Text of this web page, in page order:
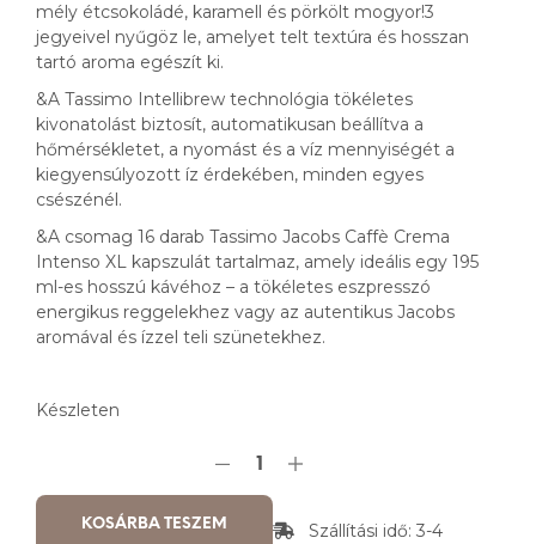
mély étcsokoládé, karamell és pörkölt mogyor!3
jegyeivel nyűgöz le, amelyet telt textúra és hosszan
tartó aroma egészít ki.
&A Tassimo Intellibrew technológia tökéletes
kivonatolást biztosít, automatikusan beállítva a
hőmérsékletet, a nyomást és a víz mennyiségét a
kiegyensúlyozott íz érdekében, minden egyes
csészénél.
&A csomag 16 darab Tassimo Jacobs Caffè Crema
Intenso XL kapszulát tartalmaz, amely ideális egy 195
ml-es hosszú kávéhoz – a tökéletes eszpresszó
energikus reggelekhez vagy az autentikus Jacobs
aromával és ízzel teli szünetekhez.
Készleten
KOSÁRBA TESZEM
Szállítási idő: 3-4